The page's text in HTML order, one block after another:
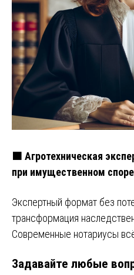
🟧 Агротехническая
при имущественном споре
Экспертный формат без
трансформация
Современные нотариусы
Задавайте любые